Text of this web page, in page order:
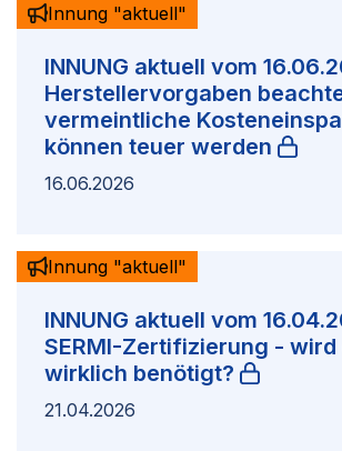
INNUNG aktuell vom
Herstellervorgaben
vermeintliche
können teuer werden
Innung "aktuell"
16.06.2026
INNUNG aktuell vom
SERMI-Zertifizierung - wird
wirklich benötigt?
Innung "aktuell"
21.04.2026